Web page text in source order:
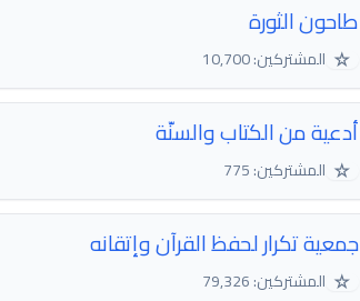
طاحون الثورة
☆ المشتركين: 10,700
أدعية من الكتاب والسنّة
☆ المشتركين: 775
جمعية تكرار لحفظ القرآن وإتقانه
☆ المشتركين: 79,326